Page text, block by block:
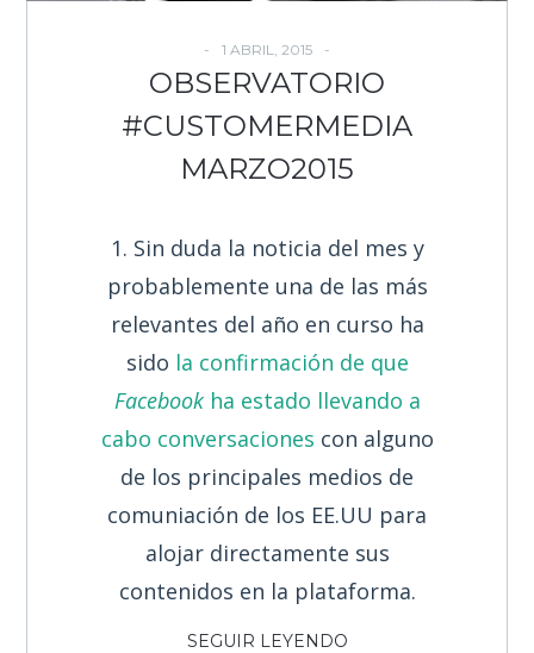
1 ABRIL, 2015
OBSERVATORIO
#CUSTOMERMEDIA
MARZO2015
1. Sin duda la noticia del mes y
probablemente una de las más
relevantes del año en curso ha
sido la confirmación de que
Facebookha estado llevando a
cabo conversaciones con alguno
de los principales medios de
comuniación de los EE.UU para
alojar directamente sus
contenidos en la plataforma.
SEGUIR LEYENDO